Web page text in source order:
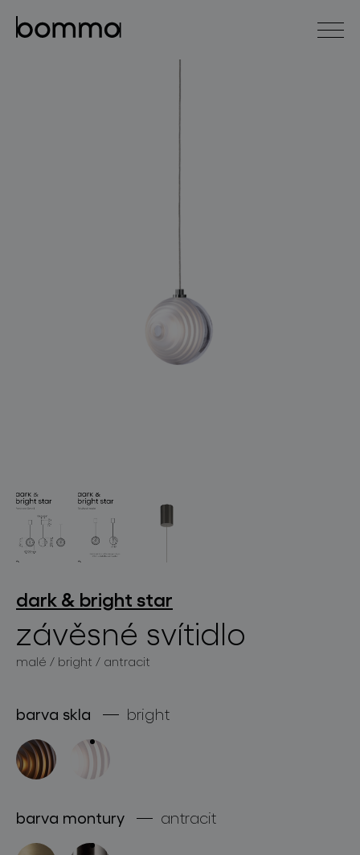
produkty
projekty
o značce
pro profesionály
store locator
dark & bright star
závěsné svítidlo
malé / bright / antracit
barva skla bright
barva montury antracit